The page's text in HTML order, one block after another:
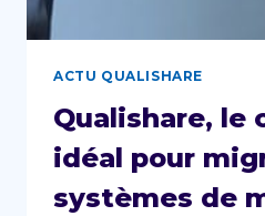
ACTU QUALISHARE
Qualishare, le
idéal pour
systèmes de